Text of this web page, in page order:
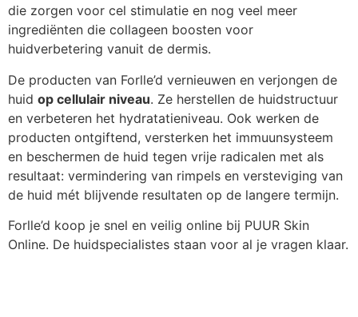
die zorgen voor cel stimulatie en nog veel meer
ingrediënten die collageen boosten voor
huidverbetering vanuit de dermis.
De producten van Forlle’d vernieuwen en verjongen de
huid op cellulair niveau. Ze herstellen de huidstructuur
en verbeteren het hydratatieniveau. Ook werken de
producten ontgiftend, versterken het immuunsysteem
en beschermen de huid tegen vrije radicalen met als
resultaat: vermindering van rimpels en versteviging van
de huid mét blijvende resultaten op de langere termijn.
Forlle’d koop je snel en veilig online bij PUUR Skin
Online. De huidspecialistes staan voor al je vragen klaar.